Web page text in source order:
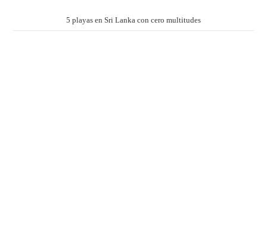
5 playas en Sri Lanka con cero multitudes